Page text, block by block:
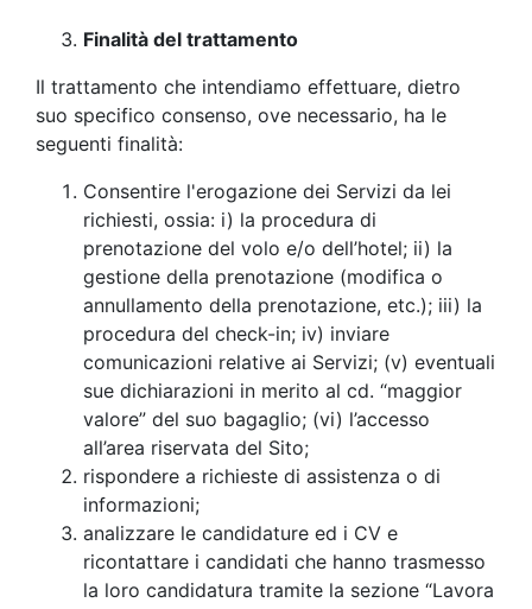
Finalità del trattamento
Il trattamento che intendiamo effettuare, dietro
suo specifico consenso, ove necessario, ha le
seguenti finalità:
Consentire l'erogazione dei Servizi da lei
richiesti, ossia: i) la procedura di
prenotazione del volo e/o dell’hotel; ii) la
gestione della prenotazione (modifica o
annullamento della prenotazione, etc.); iii) la
procedura del check-in; iv) inviare
comunicazioni relative ai Servizi; (v) eventuali
sue dichiarazioni in merito al cd. “maggior
valore” del suo bagaglio; (vi) l’accesso
all’area riservata del Sito;
rispondere a richieste di assistenza o di
informazioni;
analizzare le candidature ed i CV e
ricontattare i candidati che hanno trasmesso
la loro candidatura tramite la sezione “Lavora